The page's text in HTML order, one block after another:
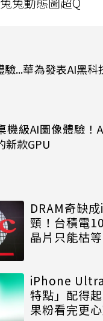
...華為發表AI黑科
機級AI圖像體驗！
新款GPU
DRAM奇缺
頸！台積電
晶片只能枯等
iPhone
特點」配得
果粉看完更